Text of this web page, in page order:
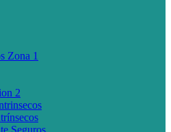
Zona 1
2
Seguros